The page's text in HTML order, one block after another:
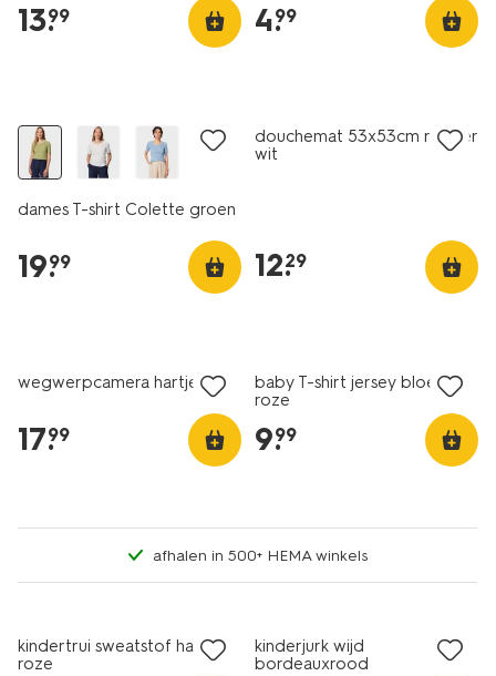
13.
99 4.
99
dames T-shirt Colette groen
19.
99
douchemat 53x53cm rubber
wit
12.
29
wegwerpcamera hartjes
17.
99
baby T-shirt jersey bloemen
roze
9.
99
afhalen in 500+ HEMA winkels
kindertrui sweatstof hartjes
roze
kinderjurk wijd
bordeauxrood